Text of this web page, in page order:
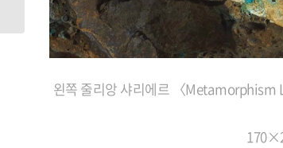
왼쪽 줄리앙 샤리에르 〈Metamorphism